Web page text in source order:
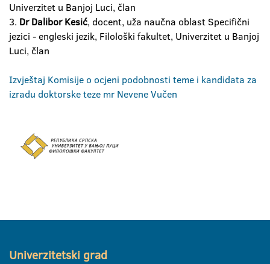
Univerzitet u Banjoj Luci, član
3. Dr Dalibor Kesić, docent, uža naučna oblast Specifični
jezici - engleski jezik, Filološki fakultet, Univerzitet u Banjoj
Luci, član
Izvještaj Komisije o ocjeni podobnosti teme i kandidata za
izradu doktorske teze mr Nevene Vučen
Univerzitetski grad